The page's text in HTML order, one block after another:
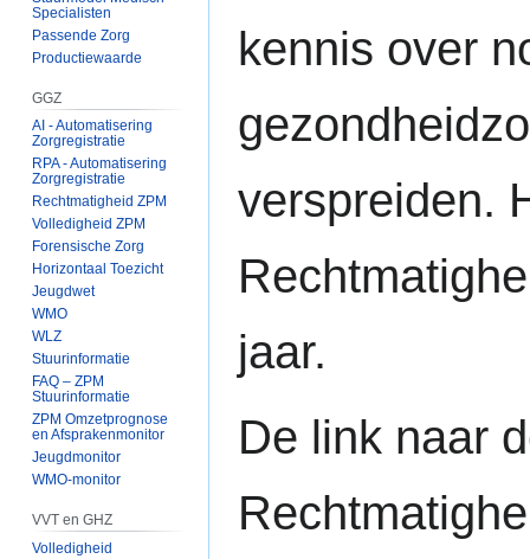
kennis over
verspreiden.
jaar.
De link naar
Specialisten
Passende Zorg
Productiewaarde
GGZ
AI - Automatisering
Zorgregistratie
RPA - Automatisering
Zorgregistratie
Rechtmatigheid ZPM
Volledigheid ZPM
Forensische Zorg
Horizontaal Toezicht
Jeugdwet
WMO
WLZ
Stuurinformatie
FAQ – ZPM
Stuurinformatie
ZPM Omzetprognose
en Afsprakenmonitor
Jeugdmonitor
WMO-monitor
VVT en GHZ
Volledigheid